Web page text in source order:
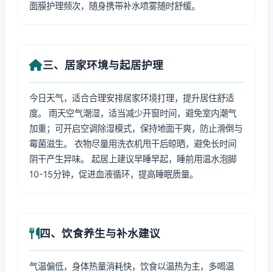
面膜护理频次，随身携带补水喷雾随时舒缓。
三、居家环境与起居护理
今日天气，适合合理安排居家环境打理，提升居住舒适
度。 雨天空气潮湿，适当减少开窗时间，避免室内潮气
加重；可开启空调除湿模式，保持地面干爽，防止滑倒与
霉菌滋生。 衣物尽量用洗衣机甩干后晾晒，避免长时间
阴干产生异味。 起居上建议早睡早起，睡前用温水泡脚
10-15分钟，促进血液循环，提高睡眠质量。
四、饮食养生与补水建议
气温偏低，身体热量消耗快，饮食以温热为主，多喝温